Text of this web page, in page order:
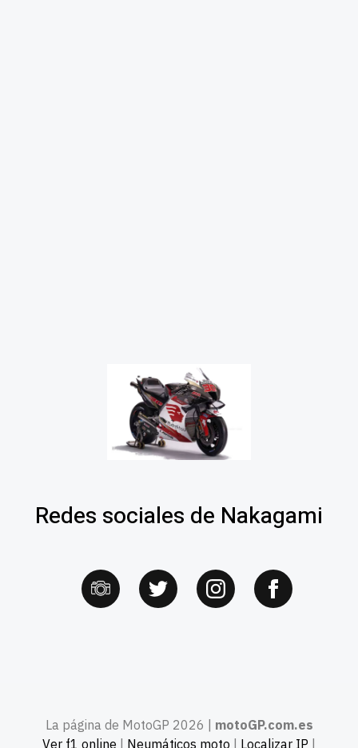
Redes sociales de Nakagami
La página de MotoGP 2026 | motoGP.com.es
Ver f1 online | Neumáticos moto | Localizar IP |